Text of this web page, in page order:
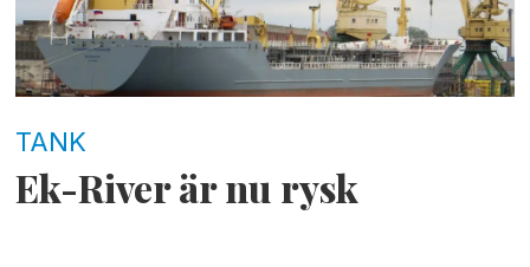
TANK
Ek-River är nu rysk